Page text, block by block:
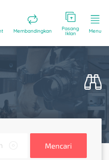
Membandingkan Pasang
Iklan Menu
Mencari